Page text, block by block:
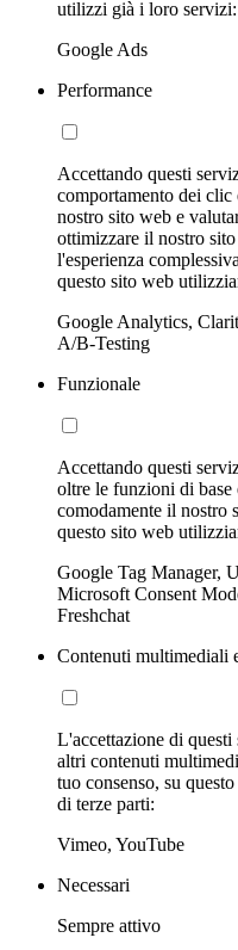
utilizzi già i loro servizi:
Google Ads
Performance
Accettando questi
comportamento dei
nostro sito web e
ottimizzare il nostro
l'esperienza
questo sito web
Google Analytics,
A/B-Testing
Funzionale
Accettando questi
oltre le funzioni di
comodamente il nostro
questo sito web
Google Tag Manager,
Microsoft Consent
Freshchat
Contenuti multimediali
L'accettazione di
altri contenuti
tuo consenso, su
di terze parti:
Vimeo, YouTube
Necessari
Sempre attivo